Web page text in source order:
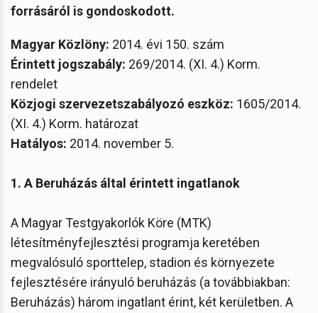
forrásáról is gondoskodott.
Magyar Közlöny: 2014. évi 150. szám
Érintett jogszabály: 269/2014. (XI. 4.) Korm.
rendelet
Közjogi szervezetszabályozó eszköz: 1605/2014.
(XI. 4.) Korm. határozat
Hatályos: 2014. november 5.
1. A Beruházás által érintett ingatlanok
A Magyar Testgyakorlók Köre (MTK)
létesítményfejlesztési programja keretében
megvalósuló sporttelep, stadion és környezete
fejlesztésére irányuló beruházás (a továbbiakban:
Beruházás) három ingatlant érint, két kerületben. A